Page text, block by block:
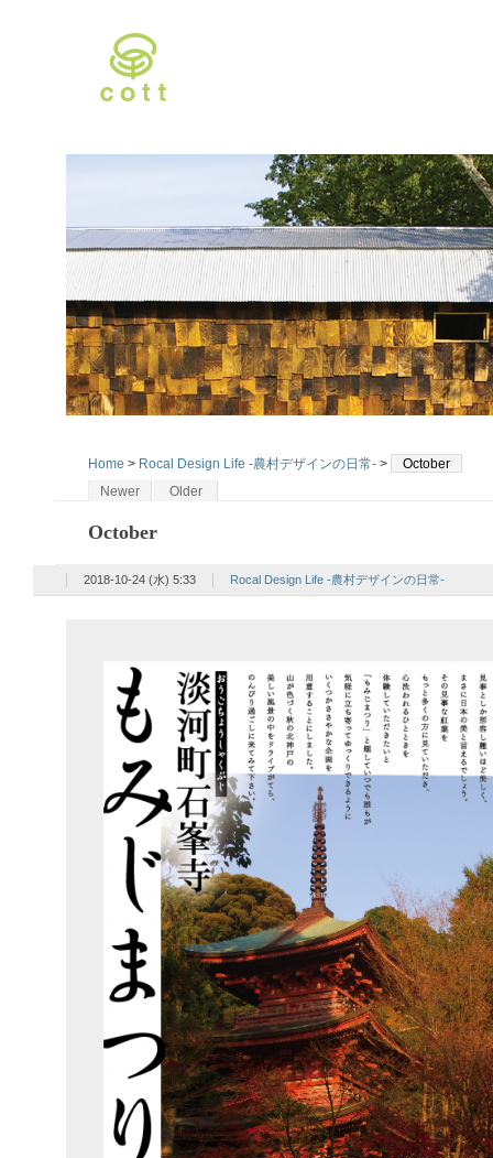
Home > Rocal Design Life -農村デザインの日常- > October
Newer Older
October
2018-10-24 (水) 5:33 Rocal Design Life -農村デザインの日常-